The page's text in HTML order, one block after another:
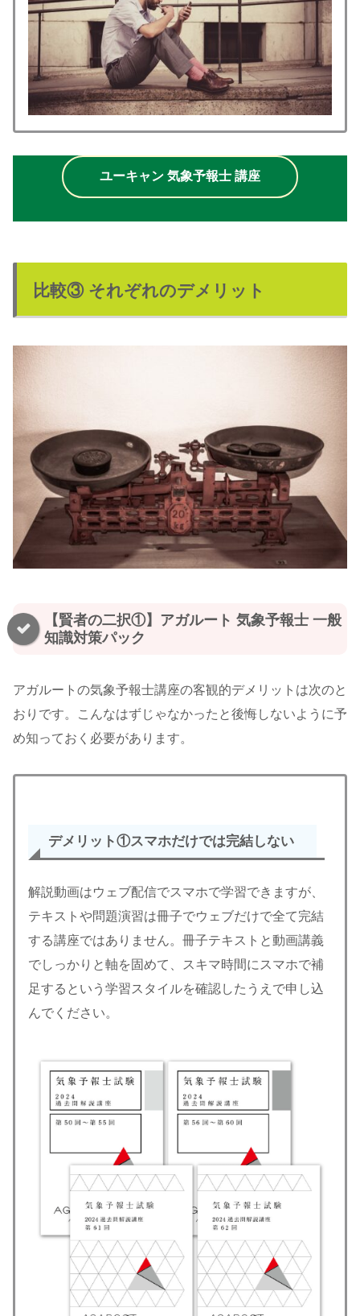
ユーキャン 気象予報士 講座
比較③ それぞれのデメリット
【賢者の二択①】アガルート 気象予報士 一般
知識対策パック
アガルートの気象予報士講座の客観的デメリットは次のと
おりです。こんなはずじゃなかったと後悔しないように予
め知っておく必要があります。
デメリット①スマホだけでは完結しない
解説動画はウェブ配信でスマホで学習できますが、
テキストや問題演習は冊子でウェブだけで全て完結
する講座ではありません。冊子テキストと動画講義
でしっかりと軸を固めて、スキマ時間にスマホで補
足するという学習スタイルを確認したうえで申し込
んでください。